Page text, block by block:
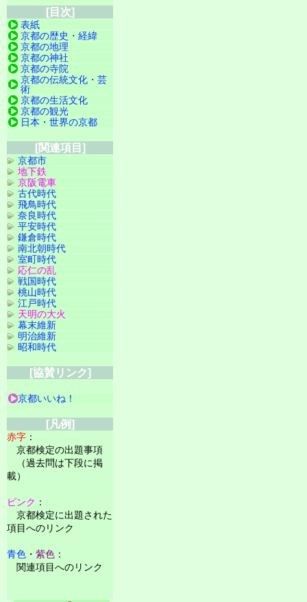
[目次]
表紙
京都の歴史・経緯
京都の地理
京都の神社
京都の寺院
京都の伝統文化・芸
術
京都の生活文化
京都の観光
日本・世界の京都
[関連項目]
京都市
地下鉄
京阪電車
古代時代
飛鳥時代
奈良時代
平安時代
鎌倉時代
南北朝時代
室町時代
応仁の乱
戦国時代
桃山時代
江戸時代
天明の大火
幕末維新
明治維新
昭和時代
[協賛リンク]
京都いいね！
[凡例]
赤字 ：
京都検定の出題事項
（過去問は下段に掲
載）
ピンク ：
京都検定に出題された
項目へのリンク
青色 ・ 紫色 ：
関連項目へのリンク